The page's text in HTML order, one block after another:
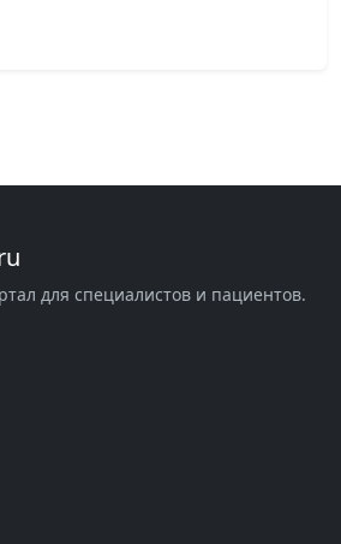
для специалистов и пациентов.